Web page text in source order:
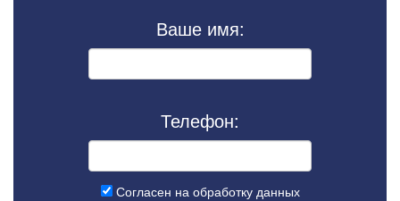
Ваше имя:
Телефон:
Согласен на обработку данных